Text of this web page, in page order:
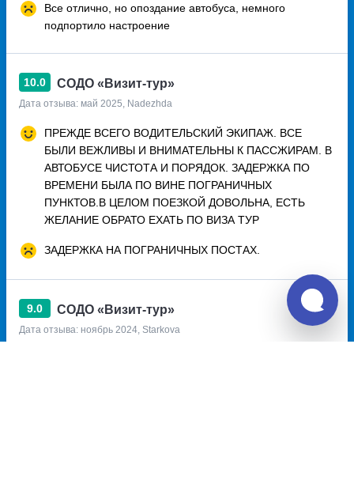
Все отлично, но опоздание автобуса, немного
подпортило настроение
10.0 СОДО «Визит-тур»
Дата отзыва: май 2025, Nadezhda
ПРЕЖДЕ ВСЕГО ВОДИТЕЛЬСКИЙ ЭКИПАЖ. ВСЕ
БЫЛИ ВЕЖЛИВЫ И ВНИМАТЕЛЬНЫ К ПАССЖИРАМ. В
АВТОБУСЕ ЧИСТОТА И ПОРЯДОК. ЗАДЕРЖКА ПО
ВРЕМЕНИ БЫЛА ПО ВИНЕ ПОГРАНИЧНЫХ
ПУНКТОВ.В ЦЕЛОМ ПОЕЗКОЙ ДОВОЛЬНА, ЕСТЬ
ЖЕЛАНИЕ ОБРАТО ЕХАТЬ ПО ВИЗА ТУР
ЗАДЕРЖКА НА ПОГРАНИЧНЫХ ПОСТАХ.
9.0 СОДО «Визит-тур»
Дата отзыва: ноябрь 2024, Starkova